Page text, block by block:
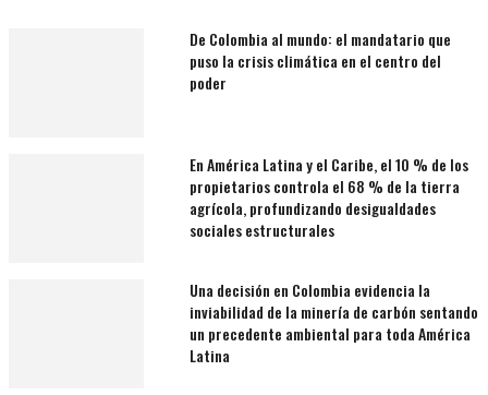
De Colombia al mundo: el mandatario que
puso la crisis climática en el centro del
poder
En América Latina y el Caribe, el 10 % de los
propietarios controla el 68 % de la tierra
agrícola, profundizando desigualdades
sociales estructurales
Una decisión en Colombia evidencia la
inviabilidad de la minería de carbón sentando
un precedente ambiental para toda América
Latina